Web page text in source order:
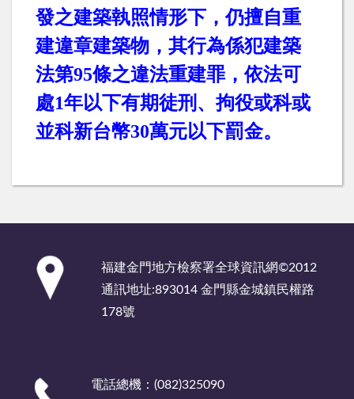
發之建築執照情形下，仍擅自重
建違章建築物，其行為係犯建築
法第95條之違法重建罪，依法可
處1年以下有期徒刑、拘役或科或
並科新台幣30萬元以下罰金。
福建金門地方檢察署全球資訊網©2012
通訊地址:893014 金門縣金城鎮民權路
178號
電話總機：(082)325090